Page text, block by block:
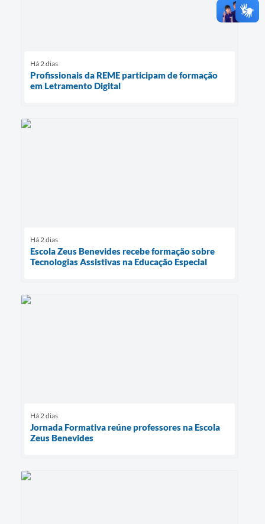
Há 2 dias
Profissionais da REME participam de formação
em Letramento Digital
Há 2 dias
Escola Zeus Benevides recebe formação sobre
Tecnologias Assistivas na Educação Especial
Há 2 dias
Jornada Formativa reúne professores na Escola
Zeus Benevides